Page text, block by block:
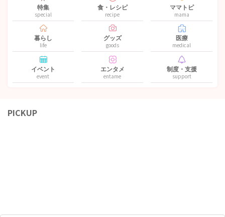
特集
special
食・レシピ
recipe
ママトピ
mama
暮らし
life
グッズ
goods
医療
medical
イベント
event
エンタメ
entame
制度・支援
support
PICKUP